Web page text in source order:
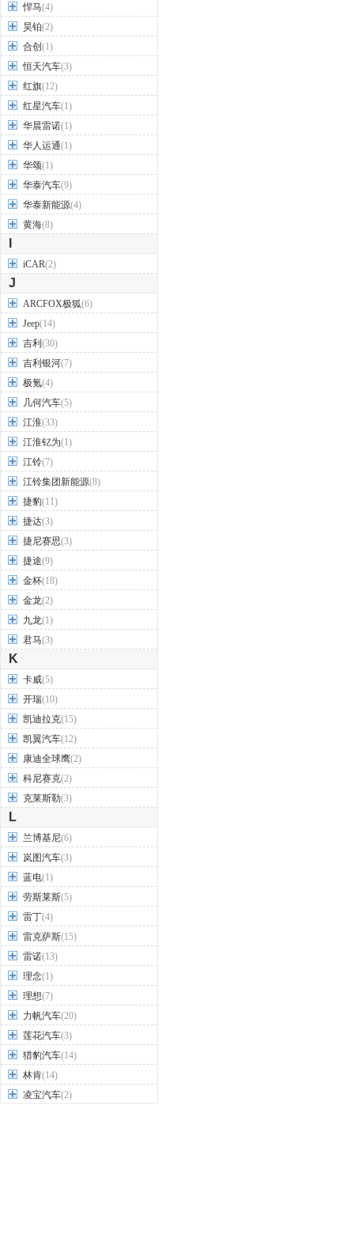
悍马(4)
昊铂(2)
合创 (1)
恒天汽车(3)
红旗(12)
红星汽车(1)
华晨雷诺(1)
华人运通(1)
华颂(1)
华泰汽车(9)
华泰新能源(4)
黄海(8)
iCAR(2)
J
ARCFOX极狐(6)
Jeep(14)
吉利 (30)
吉利银河(7)
极氪(4)
几何汽车(5)
江淮(33)
江淮钇为(1)
江铃(7)
江铃集团新能源(8)
捷豹(11)
捷达(3)
捷尼赛思(3)
捷途(9)
金杯(18)
金龙(2)
九龙(1)
君马(3)
K
卡威(5)
开瑞(10)
凯迪拉克(15)
凯翼汽车(12)
康迪全球鹰(2)
科尼赛克(2)
克莱斯勒(3)
L
兰博基尼(6)
岚图汽车(3)
蓝电(1)
劳斯莱斯(5)
雷丁(4)
雷克萨斯(15)
雷诺(13)
理念(1)
理想(7)
力帆汽车(20)
莲花汽车(3)
猎豹汽车(14)
林肯(14)
凌宝汽车(2)